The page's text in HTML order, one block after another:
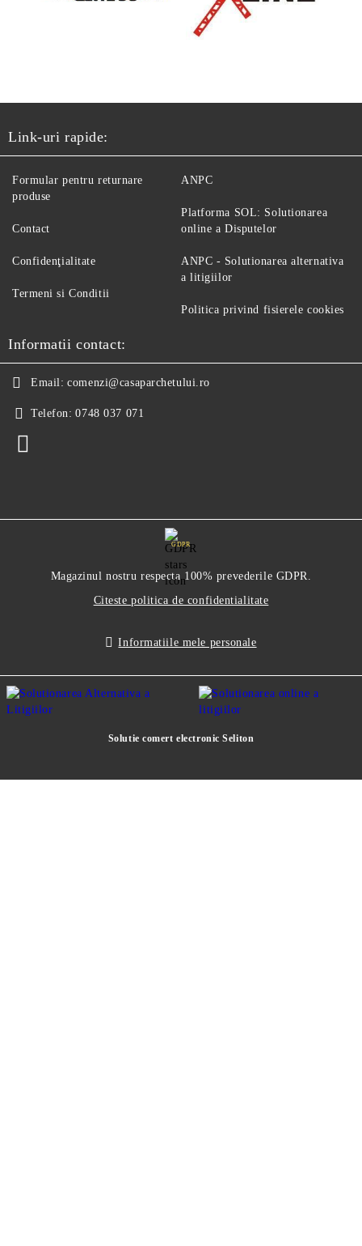
Link-uri rapide:
Formular pentru returnare
produse
Contact
Confidenţialitate
Termeni si Conditii
ANPC
Platforma SOL: Solutionarea
online a Disputelor
ANPC - Solutionarea alternativa
a litigiilor
Politica privind fisierele cookies
Informatii contact:
Email: comenzi@casaparchetului.ro
Telefon: 0748 037 071
GDPR
Magazinul nostru respecta 100% prevederile GDPR.
Citeste politica de confidentialitate
Informatiile mele personale
Solutie comert electronic Seliton